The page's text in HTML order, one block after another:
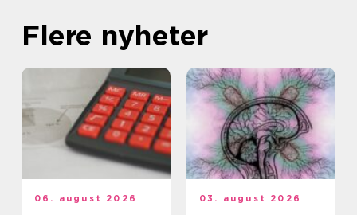
Flere nyheter
06. august 2026 03. august 2026